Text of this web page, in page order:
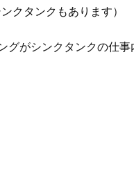
クタンクもあります）
グがシンクタンクの仕